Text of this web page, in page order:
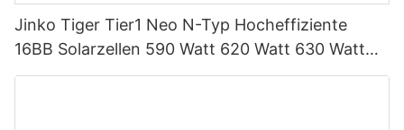
Jinko Tiger Tier1 Neo N-Typ Hocheffiziente
16BB Solarzellen 590 Watt 620 Watt 630 Watt
650 Watt Bifaziales Modul mit Dual